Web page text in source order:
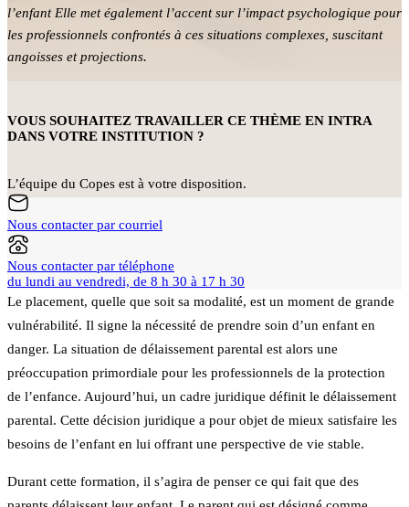
l’enfant Elle met également l’accent sur l’impact psychologique pour
les professionnels confrontés à ces situations complexes, suscitant
angoisses et projections.
VOUS SOUHAITEZ TRAVAILLER CE THÈME EN INTRA
DANS VOTRE INSTITUTION ?
L’équipe du Copes est à votre disposition.
Nous contacter par courriel
Nous contacter par téléphone
du lundi au vendredi, de 8 h 30 à 17 h 30
Le placement, quelle que soit sa modalité, est un moment de grande
vulnérabilité. Il signe la nécessité de prendre soin d’un enfant en
danger. La situation de délaissement parental est alors une
préoccupation primordiale pour les professionnels de la protection
de l’enfance. Aujourd’hui, un cadre juridique définit le délaissement
parental. Cette décision juridique a pour objet de mieux satisfaire les
besoins de l’enfant en lui offrant une perspective de vie stable.
Durant cette formation, il s’agira de penser ce qui fait que des